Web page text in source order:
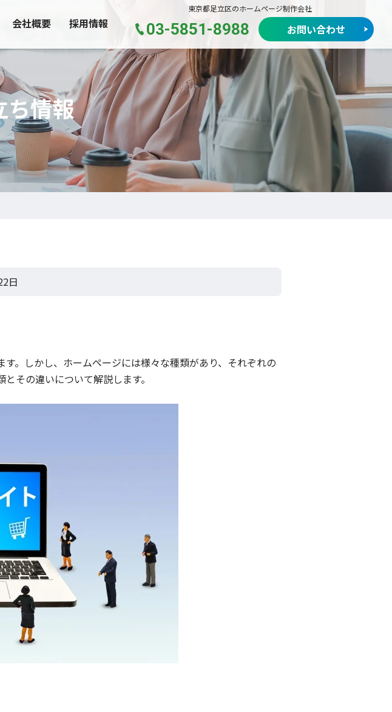
会社概要 採用情報
東京都足立区のホームページ制作会社
03-5851-8988 お問い合わせ
ち情報
日
。しかし、ホームページには様々な種類があり、それぞれの
その違いについて解説します。